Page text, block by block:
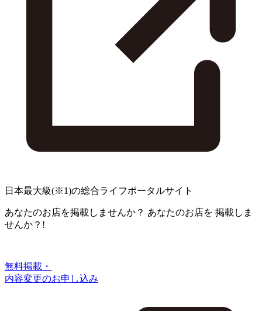
日本最大級(※1)の総合ライフポータルサイト
あなたのお店を掲載しませんか？ あなたのお店を 掲載しま
せんか？!
無料掲載・
内容変更のお申し込み